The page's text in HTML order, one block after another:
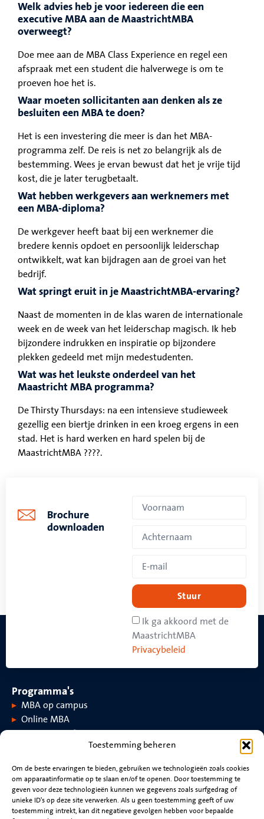
Toestemming beheren
Om de beste ervaringen te bieden, gebruiken we technologieën zoals cookies
om apparaatinformatie op te slaan en/of te openen. Door toestemming te
geven voor deze technologieën kunnen we gegevens zoals surfgedrag of
unieke ID's op deze site verwerken. Als u geen toestemming geeft of uw
toestemming intrekt, kan dit negatieve gevolgen hebben voor bepaalde
Welk advies heb je voor iedereen die een
executive MBA aan de MaastrichtMBA
overweegt?
Doe mee aan de MBA Class Experience en regel een
afspraak met een student die halverwege is om te
proeven hoe het is.
Waar moeten sollicitanten aan denken als ze
besluiten een MBA te doen?
Het is een investering die meer is dan het MBA-
programma zelf. De reis is net zo belangrijk als de
bestemming. Wees je ervan bewust dat het je vrije tijd
kost, die je later terugbetaalt.
Wat hebben werkgevers aan werknemers met
een MBA-diploma?
De werkgever heeft baat bij een werknemer die
bredere kennis opdoet en persoonlijk leiderschap
ontwikkelt, wat kan bijdragen aan de groei van het
bedrijf.
Wat springt eruit in je MaastrichtMBA-ervaring?
Naast de momenten in de klas waren de internationale
week en de week van het leiderschap magisch. Ik heb
bijzondere indrukken en inspiratie op bijzondere
plekken gedeeld met mijn medestudenten.
Wat was het leukste onderdeel van het
Maastricht MBA programma?
De Thirsty Thursdays: na een intensieve studieweek
gezellig een biertje drinken in een kroeg ergens in een
stad. Het is hard werken en hard spelen bij de
MaastrichtMBA ????.
Brochure
downloaden
Ik ga akkoord met de
MaastrichtMBA
Privacybeleid
Stuur
Programma's
MBA op campus
Online MBA
Over MaastrichtMBA
Over MaastrichtMBA
Universiteit Maastricht
Rankings en accreditaties
Evenementen
Nieuws
Video's